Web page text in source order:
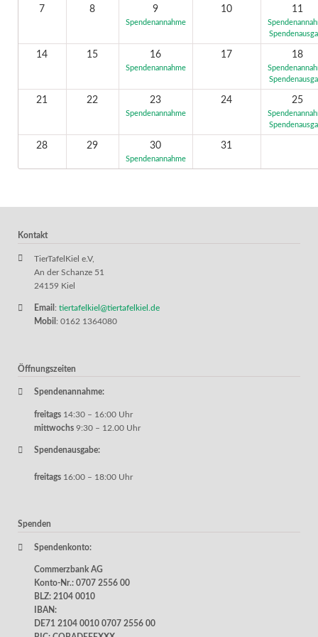
7 8 9
Spendenannahme
10 11
14 15 16
Spendenannahme
17 18
21 22 23
Spendenannahme
24 25
28 29 30
Spendenannahme
31
Kontakt
TierTafelKiel e.V,
An der Schanze 51
24159 Kiel
Email : tiertafelkiel@tiertafelkiel.de
Mobil : 0162 1364080
Öffnungszeiten
Spendenannahme:
freitags 14:30 – 16:00 Uhr
mittwochs 9:30 – 12.00 Uhr
Spendenausgabe:
freitags 16:00 – 18:00 Uhr
Spenden
Spendenkonto:
Commerzbank AG
Konto-Nr.: 0707 2556 00
BLZ: 2104 0010
IBAN:
DE71 2104 0010 0707 2556 00